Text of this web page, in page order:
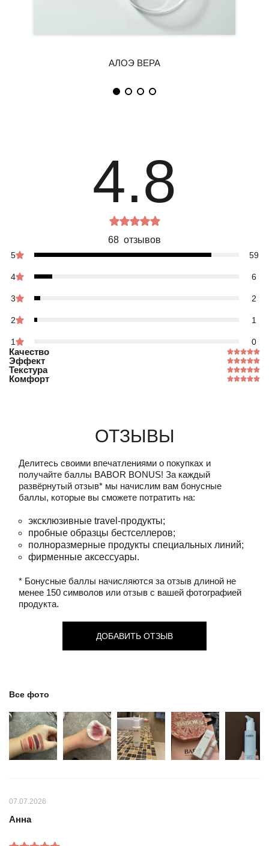
4.8
68 отзывов
5 59
4 6
3 2
2 1
1 0
Качество
Эффект
Текстура
Комфорт
Отзывы
Делитесь своими впечатлениями о покупках и
получайте баллы BABOR BONUS! За каждый
развёрнутый отзыв* мы начислим вам бонусные
баллы, которые вы сможете потратить на:
эксклюзивные travel-продукты;
пробные образцы бестселлеров;
полноразмерные продукты специальных линий;
фирменные аксессуары.
* Бонусные баллы начисляются за отзыв длиной не
менее 150 символов или отзыв с вашей фотографией
продукта.
ДОБАВИТЬ ОТЗЫВ
Все фото
07.07.2026
Анна